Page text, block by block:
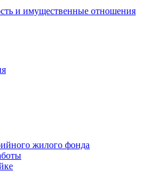
и имущественные отношения
жилого фонда